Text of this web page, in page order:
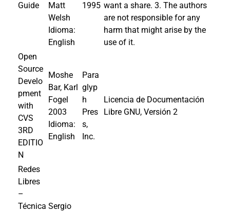
Guide
Matt
Welsh
Idioma:
English
1995 want a share. 3. The authors
are not responsible for any
harm that might arise by the
use of it.
Open
Source
Develo
pment
with
CVS
3RD
EDITIO
N
Moshe
Bar, Karl
Fogel
2003
Idioma:
English
Para
glyp
h
Pres
s,
Inc.
Licencia de Documentación
Libre GNU, Versión 2
Redes
Libres
–
Técnica Sergio